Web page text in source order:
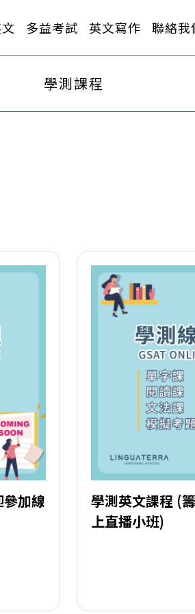
多益考試 英文寫作 聯絡我
學測課程
加線
學測英文課程 (
上直播小班)